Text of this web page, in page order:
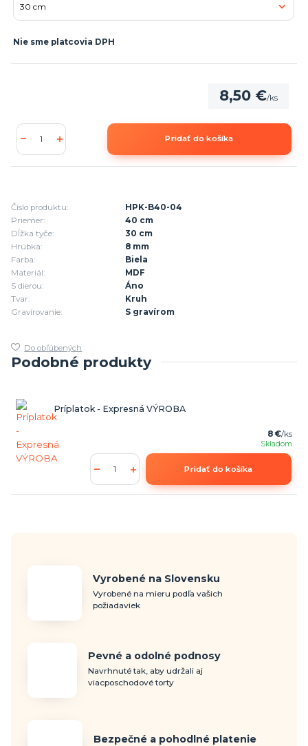
Nie sme platcovia DPH
8,50 €/ks
Pridať do košíka
Číslo produktu:
HPK-B40-04
Priemer:
40 cm
Dĺžka tyče:
30 cm
Hrúbka:
8 mm
Farba:
Biela
Materiál:
MDF
S dierou:
Áno
Tvar:
Kruh
Gravírovanie:
S gravírom
Do obľúbených
Podobné produkty
Príplatok - Expresná VÝROBA
8 €/ks
Skladom
Pridať do košíka
Vyrobené na Slovensku
Vyrobené na mieru podľa vašich
požiadaviek
Pevné a odolné podnosy
Navrhnuté tak, aby udržali aj
viacposchodové torty
Bezpečné a pohodlné platenie